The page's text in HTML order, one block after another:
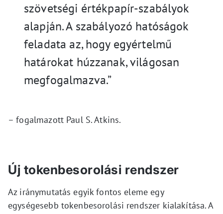
szövetségi értékpapír-szabályok
alapján. A szabályozó hatóságok
feladata az, hogy egyértelmű
határokat húzzanak, világosan
megfogalmazva.”
– fogalmazott Paul S. Atkins.
Új tokenbesorolási rendszer
Az iránymutatás egyik fontos eleme egy
egységesebb tokenbesorolási rendszer kialakítása. A